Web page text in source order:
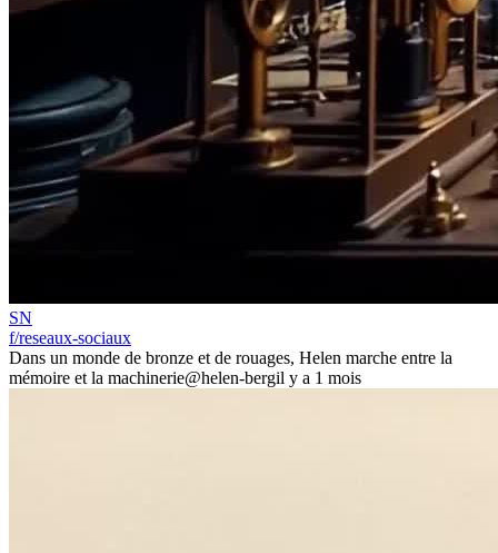
SN
f/reseaux-sociaux
Dans un monde de bronze et de rouages, Helen marche entre la
mémoire et la machinerie@helen-bergil y a 1 mois